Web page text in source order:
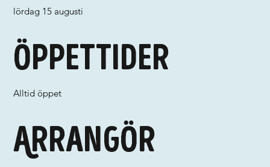
lördag 15 augusti
Arrangör
Öppettider
Alltid öppet